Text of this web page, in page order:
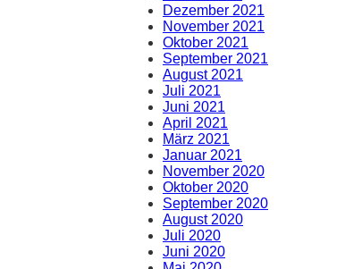
Dezember 2021
November 2021
Oktober 2021
September 2021
August 2021
Juli 2021
Juni 2021
April 2021
März 2021
Januar 2021
November 2020
Oktober 2020
September 2020
August 2020
Juli 2020
Juni 2020